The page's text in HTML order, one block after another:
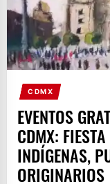
CDMX
EVENTOS
CDMX:
INDÍGENAS,
ORIGINARIOS